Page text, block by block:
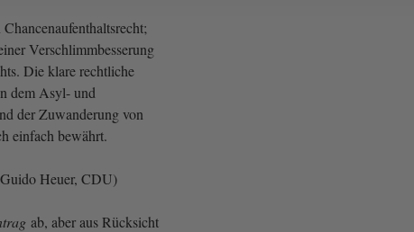
Verschlimmbesserung
Die klare rechtliche
dem Asyl- und
der Zuwanderung von
einfach bewährt.
Heuer, CDU)
ab, aber aus Rücksicht